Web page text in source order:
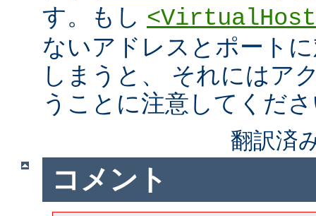
す。もし
ないアドレスとポート
しまうと、 それにはア
うことに注意してくだ
翻訳済
コメント